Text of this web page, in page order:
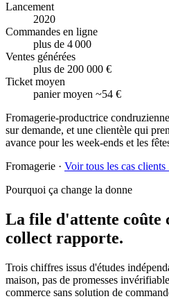
Lancement
2020
Commandes en ligne
plus de 4 000
Ventes générées
plus de 200 000 €
Ticket moyen
panier moyen ~54 €
Fromagerie-productrice
sur demande, et une clientèle qui
avance pour les week-ends et les
Fromagerie · Voir tous les cas
Pourquoi ça change la donne
La file d'attente coûte
collect rapporte.
Trois chiffres issus d'études
maison, pas de promesses
commerce sans solution de